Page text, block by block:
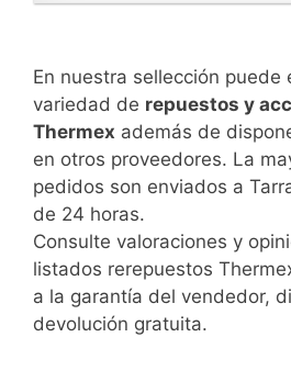
En nuestra sellección puede
variedad de repuestos y
Thermex además de
en otros proveedores. La
pedidos son enviados a
de 24 horas.
Consulte valoraciones y
listados rerepuestos
a la garantía del vendedor,
devolución gratuita.